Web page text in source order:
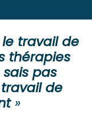
travail de
thérapies
pas
de
»